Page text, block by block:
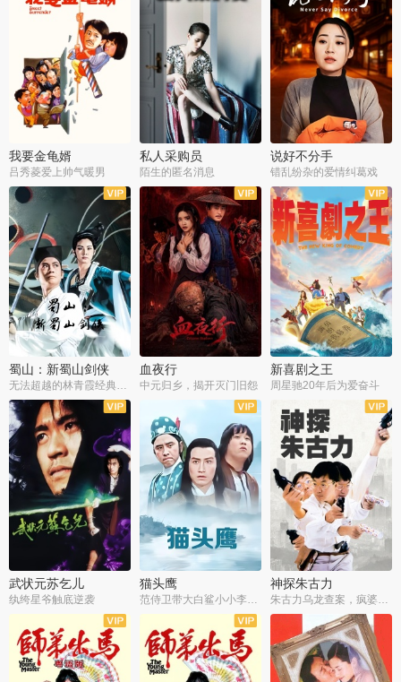
我要金龟婿
吕秀菱爱上帅气暖男
私人采购员
陌生的匿名消息
说好不分手
错乱纷杂的爱情纠葛戏
蜀山：新蜀山剑侠
无法超越的林青霞经典角色
血夜行
中元归乡，揭开灭门旧怨
新喜剧之王
周星驰20年后为爱奋斗
武状元苏乞儿
纨绔星爷触底逆袭
猫头鹰 神探朱古力